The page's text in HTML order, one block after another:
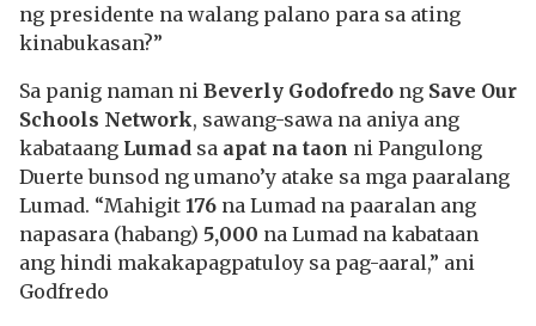
ng presidente na walang palano para sa ating
kinabukasan?”
Sa panig naman ni Beverly Godofredo ng Save Our
Schools Network, sawang-sawa na aniya ang
kabataang Lumad sa apat na taon ni Pangulong
Duerte bunsod ng umano’y atake sa mga paaralang
Lumad. “Mahigit 176 na Lumad na paaralan ang
napasara (habang) 5,000 na Lumad na kabataan
ang hindi makakapagpatuloy sa pag-aaral,” ani
Godfredo